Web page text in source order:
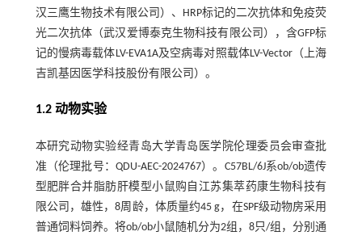
汉三鹰生物技术有限公司）、HRP标记的二次抗体和免疫荧
光二次抗体（武汉爱博泰克生物科技有限公司），含GFP标
记的慢病毒载体LV-EVA1A及空病毒对照载体LV-Vector（上海
吉凯基因医学科技股份有限公司）。
1.2 动物实验
本研究动物实验经青岛大学青岛医学院伦理委员会审查批
准（伦理批号：QDU-AEC-2024767）。C57BL/6J系ob/ob遗传
型肥胖合并脂肪肝模型小鼠购自江苏集萃药康生物科技有
限公司，雄性，8周龄，体质量约45 g，在SPF级动物房采用
普通饲料饲养。将ob/ob小鼠随机分为2组，8只/组，分别通